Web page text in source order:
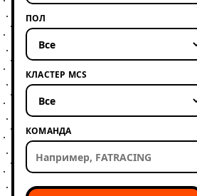
ПОЛ
КЛАСТЕР MCS
КОМАНДА